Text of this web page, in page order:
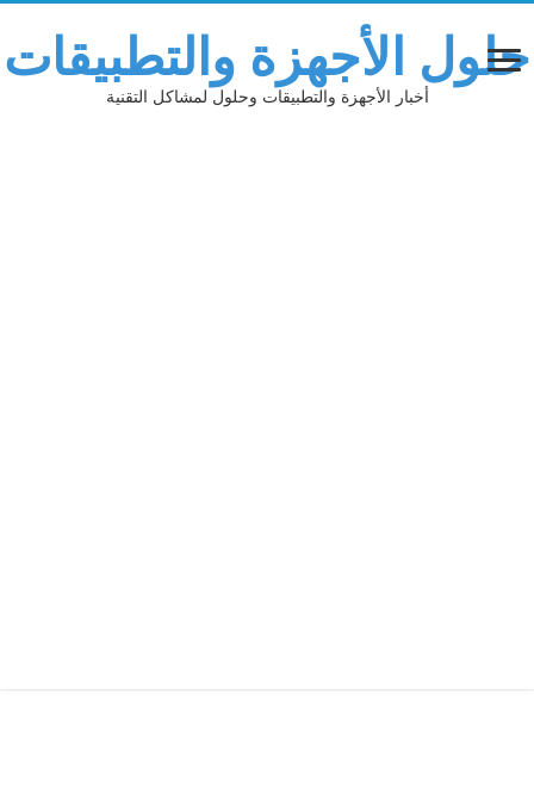
حلول الأجهزة والتطبيقات
أخبار الأجهزة والتطبيقات وحلول لمشاكل التقنية